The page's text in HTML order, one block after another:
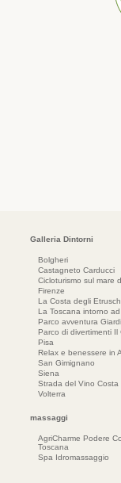
Galleria Dintorni
Bolgheri
Castagneto Carducci
Cicloturismo sul mare
Firenze
La Costa degli
La Toscana intorno
Parco avventura
Parco di divertimenti Il
Pisa
Relax e benessere in
San Gimignano
Siena
Strada del Vino Costa
Volterra
massaggi
AgriCharme Podere
Toscana
Spa Idromassaggio